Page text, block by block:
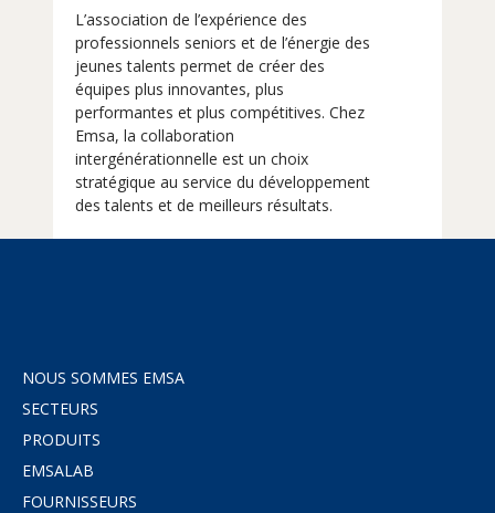
L’association de l’expérience des
professionnels seniors et de l’énergie des
jeunes talents permet de créer des
équipes plus innovantes, plus
performantes et plus compétitives. Chez
Emsa, la collaboration
intergénérationnelle est un choix
stratégique au service du développement
des talents et de meilleurs résultats.
NOUS SOMMES EMSA
SECTEURS
PRODUITS
EMSALAB
FOURNISSEURS